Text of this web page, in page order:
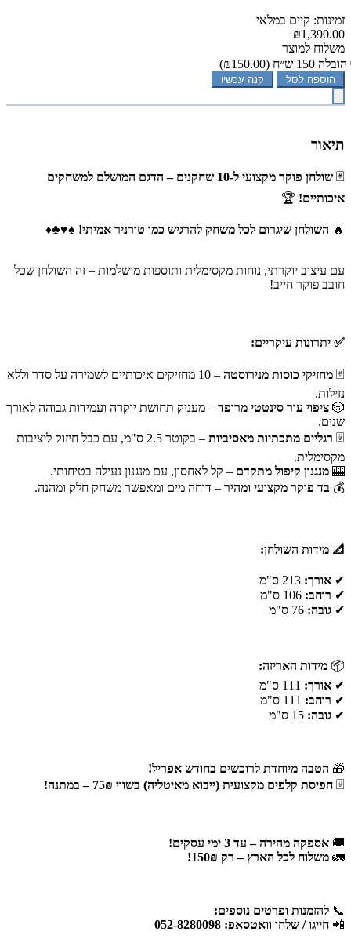
זמינות: קיים במלאי
₪1,390.00
משלוח למוצר
הובלה 150 ש״ח
(₪150.00)
הוספה לסל קנה עכשיו
תיאור
🃏
שולחן פוקר מקצועי ל-10 שחקנים – הדגם המושלם למשחקים
איכותיים! 🏆
🔥 השולחן שיגרום לכל משחק להרגיש כמו טורניר אמיתי! ♠♥♣♦
עם עיצוב יוקרתי, נוחות מקסימלית ותוספות מושלמות – זה השולחן שכל
חובב פוקר חייב!
✅ יתרונות עיקריים:
🃏 מחזיקי כוסות מנירוסטה
– 10 מחזיקים איכותיים לשמירה על סדר וללא
נזילות.
🎲 ציפוי עור סינטטי מרופד – מעניק תחושת יוקרה ועמידות גבוהה לאורך
שנים.
🃠 רגליים מתכתיות מאסיביות
– בקוטר 2.5 ס"מ, עם כבל חיזוק ליציבות
מקסימלית.
🎰 מנגנון קיפול מתקדם – קל לאחסון, עם מנגנון נעילה בטיחותי.
💰 בד פוקר מקצועי ומהיר – דוחה מים ומאפשר משחק חלק ומהנה.
📐 מידות השולחן:
✔ אורך:
✔ רוחב:
✔ גובה:
📦 מידות האריזה:
✔ אורך:
✔ רוחב:
✔ גובה:
🎁 הטבה מיוחדת לרוכשים בחודש אפריל!
🃠 חפיסת קלפים מקצועית (ייבוא מאיטליה) בשווי 75₪ – במתנה!
🚚 אספקה מהירה – עד 3 ימי עסקים!
🚛 משלוח לכל הארץ – רק 150₪!
📞 להזמנות ופרטים נוספים:
📲 חייגו / שלחו וואטסאפ: 052-8280098